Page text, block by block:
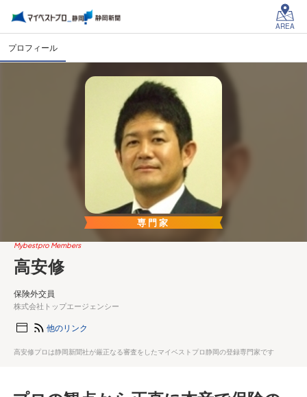
AREA
プロフィール
専門家
Mybestpro Members
高安修
保険外交員
株式会社トップエージェンシー
他のリンク
高安修プロは静岡新聞社が厳正なる審査をしたマイベストプロ静岡の登録専門家です